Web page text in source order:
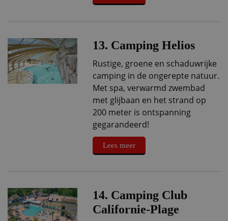
13. Camping Helios
Rustige, groene en schaduwrijke
camping in de ongerepte natuur.
Met spa, verwarmd zwembad
met glijbaan en het strand op
200 meter is ontspanning
gegarandeerd!
Lees meer
14. Camping Club
Californie-Plage